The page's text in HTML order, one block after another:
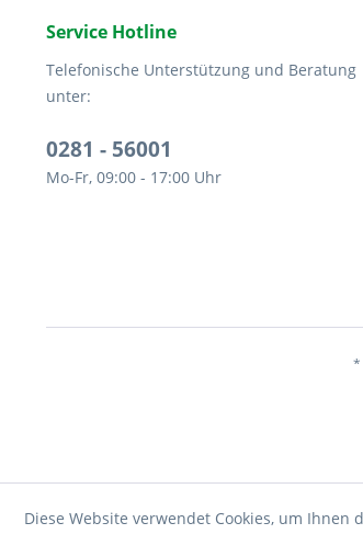
Service Hotline
Telefonische Unterstützung und Beratung
unter:
0281 - 56001
Mo-Fr, 09:00 - 17:00 Uhr
*
Diese Website verwendet Cookies, um